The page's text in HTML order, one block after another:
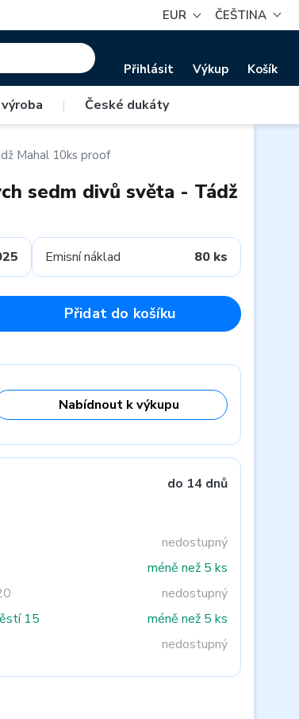
EUR ČEŠTINA
Přihlásit Výkup Košík
| České dukáty
Mahal 10ks proof
sedm divů světa - Tádž
Emisní náklad 80 ks
Přidat do košíku
Nabídnout k výkupu
do 14 dnů
nedostupný
méně než 5 ks
nedostupný
15
méně než 5 ks
nedostupný